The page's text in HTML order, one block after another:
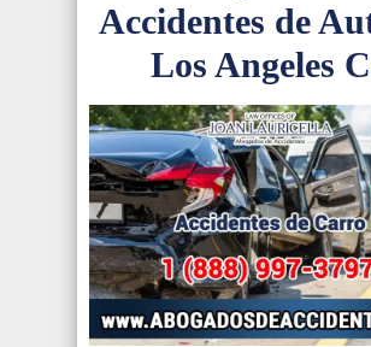
Accidentes de
Los Angeles